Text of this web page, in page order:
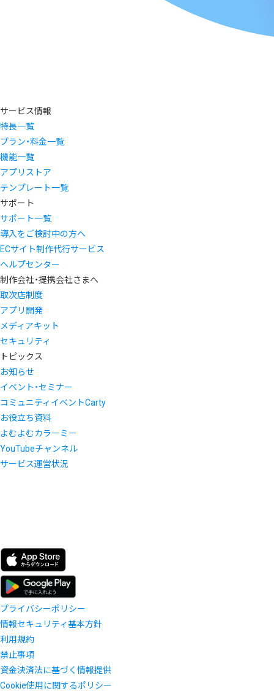
サービス情報
特長一覧
プラン・料金一覧
機能一覧
アプリストア
テンプレート一覧
サポート
サポート一覧
導入をご検討中の方へ
ECサイト制作代行サービス
ヘルプセンター
制作会社・提携会社さまへ
取次店制度
アプリ開発
メディアキット
セキュリティ
トピックス
お知らせ
イベント・セミナー
コミュニティイベントCarty
お役立ち資料
よむよむカラーミー
YouTubeチャンネル
サービス運営状況
プライバシーポリシー
情報セキュリティ基本方針
利用規約
禁止事項
資金決済法に基づく情報提供
Cookie使用に関するポリシー